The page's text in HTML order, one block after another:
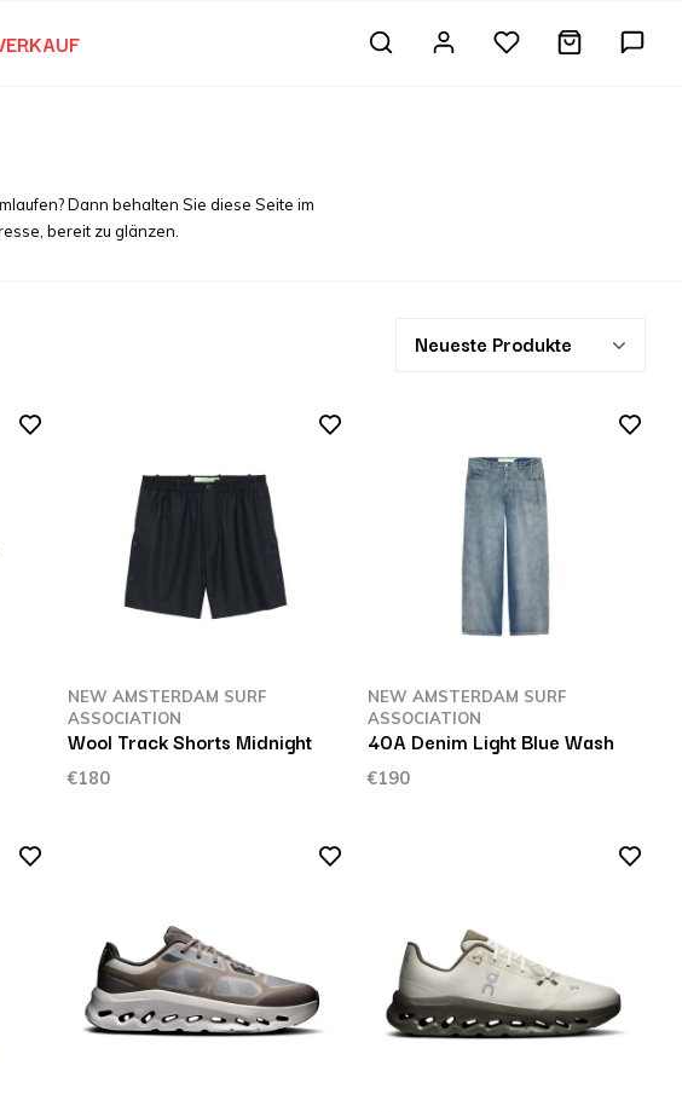
Dann behalten Sie diese Seite im
bereit zu glänzen.
Neueste Produkte
NEW AMSTERDAM SURF
ASSOCIATION
Wool Track Shorts Midnight
€180
NEW AMSTERDAM SURF
ASSOCIATION
40A Denim Light Blue Wash
€190